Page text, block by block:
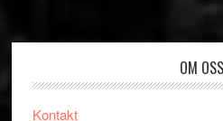
OM OSS
Kontakt